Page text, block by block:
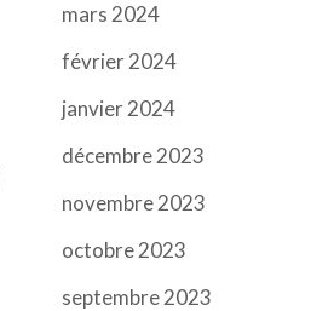
mars 2024
février 2024
janvier 2024
décembre 2023
novembre 2023
octobre 2023
septembre 2023